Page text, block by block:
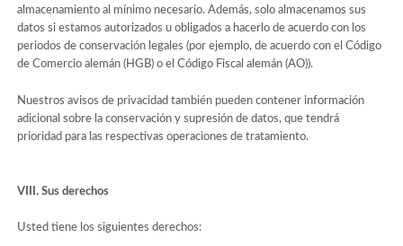
almacenamiento al mínimo necesario. Además, solo almacenamos sus
datos si estamos autorizados u obligados a hacerlo de acuerdo con los
periodos de conservación legales (por ejemplo, de acuerdo con el Código
de Comercio alemán (HGB) o el Código Fiscal alemán (AO)).
Nuestros avisos de privacidad también pueden contener información
adicional sobre la conservación y supresión de datos, que tendrá
prioridad para las respectivas operaciones de tratamiento.
VIII. Sus derechos
Usted tiene los siguientes derechos: